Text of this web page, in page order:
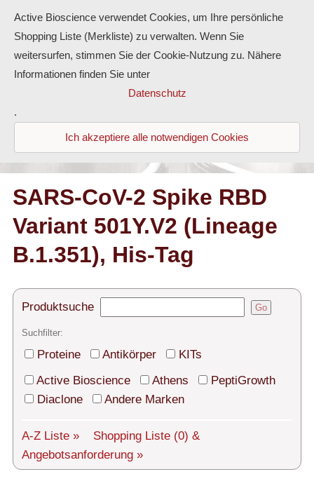
Antikörper
ELISA-Kits
Diaclone Produkte
Home
Produkte
Technischer Support
Versand
Über uns
AGBs
Login
SARS-CoV-2 Spike RBD
Variant 501Y.V2 (Lineage
B.1.351), His-Tag
Produktsuche Go
Suchfilter:
Proteine Antikörper
KITs
Active Bioscience
Athens
PeptiGrowth
Diaclone
Andere Marken
A-Z Liste » Shopping Liste (0) &
Angebotsanforderung »
Active Bioscience verwendet Cookies, um Ihre persönliche
Shopping Liste (Merkliste) zu verwalten. Wenn Sie
weitersurfen, stimmen Sie der Cookie-Nutzung zu. Nähere
Informationen finden Sie unter
Datenschutz
.
Ich akzeptiere alle notwendigen Cookies